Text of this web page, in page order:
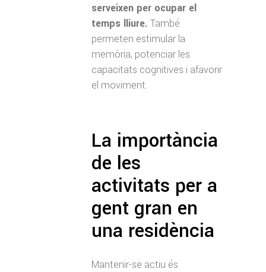
serveixen per ocupar el
temps lliure. També
permeten estimular la
memòria, potenciar les
capacitats cognitives i afavorir
el moviment.
La importància
de les
activitats per a
gent gran en
una residència
Mantenir-se actiu és